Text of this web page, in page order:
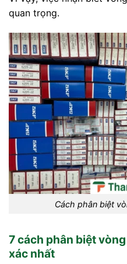
quan trọng.
Cách phân biệt
7 cách phân biệt
xác nhất